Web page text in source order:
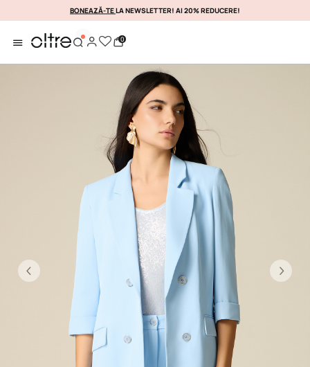
PROFITAȚI DE EA IMEDIATA
BONEAZĂ-TELA NEWSLETTER! AI 20% REDUCERE!
0
Previous